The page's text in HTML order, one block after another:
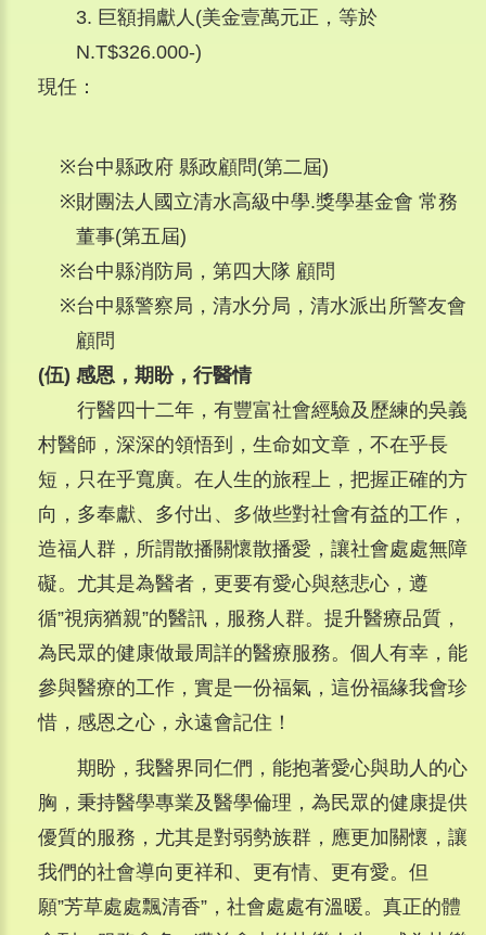
3. 巨額捐獻人(美金壹萬元正，等於
N.T$326.000-)
現任：
※台中縣政府 縣政顧問(第二屆)
※財團法人國立清水高級中學.獎學基金會 常務
董事(第五屆)
※台中縣消防局，第四大隊 顧問
※台中縣警察局，清水分局，清水派出所警友會
顧問
(伍) 感恩，期盼，行醫情
行醫四十二年，有豐富社會經驗及歷練的吳義
村醫師，深深的領悟到，生命如文章，不在乎長
短，只在乎寬廣。在人生的旅程上，把握正確的方
向，多奉獻、多付出、多做些對社會有益的工作，
造福人群，所謂散播關懷散播愛，讓社會處處無障
礙。尤其是為醫者，更要有愛心與慈悲心，遵
循”視病猶親”的醫訊，服務人群。提升醫療品質，
為民眾的健康做最周詳的醫療服務。個人有幸，能
參與醫療的工作，實是一份福氣，這份福緣我會珍
惜，感恩之心，永遠會記住！
期盼，我醫界同仁們，能抱著愛心與助人的心
胸，秉持醫學專業及醫學倫理，為民眾的健康提供
優質的服務，尤其是對弱勢族群，應更加關懷，讓
我們的社會導向更祥和、更有情、更有愛。但
願”芳草處處飄清香”，社會處處有溫暖。真正的體